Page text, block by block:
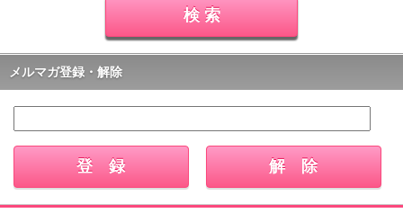
メルマガ登録・解除